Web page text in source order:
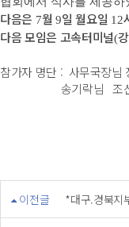
다음은 7월 9일 월요일 12
다음 모임은 고속터미널(
참가자 명단 : 사무국장님
송기락님 조신현
이전글 *대구.경북지